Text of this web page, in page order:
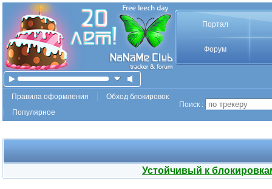
Портал
Форум
Правила оформления
Обход блокировок
Популярное
Поиск :
Устойчивый к